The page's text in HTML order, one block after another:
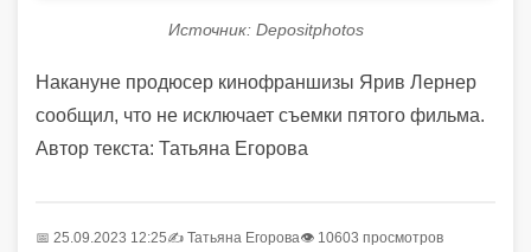
Источник: Depositphotos
Накануне продюсер кинофраншизы Ярив Лернер
сообщил, что не исключает съемки пятого фильма.
Автор текста: Татьяна Егорова
📅 25.09.2023 12:25✍️ Татьяна Егорова👁 10603 просмотров